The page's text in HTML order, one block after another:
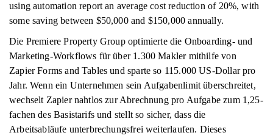
using automation report an average cost reduction of 20%, with
some saving between $50,000 and $150,000 annually.
Die Premiere Property Group optimierte die Onboarding- und
Marketing-Workflows für über 1.300 Makler mithilfe von
Zapier Forms and Tables und sparte so 115.000 US-Dollar pro
Jahr. Wenn ein Unternehmen sein Aufgabenlimit überschreitet,
wechselt Zapier nahtlos zur Abrechnung pro Aufgabe zum 1,25-
fachen des Basistarifs und stellt so sicher, dass die
Arbeitsabläufe unterbrechungsfrei weiterlaufen. Dieses